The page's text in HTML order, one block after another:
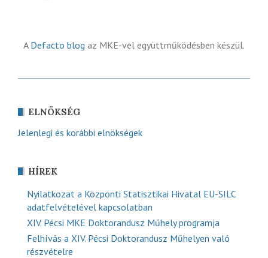
A Defacto blog az MKE-vel együttműködésben készül.
ELNÖKSÉG
Jelenlegi és korábbi elnökségek
HÍREK
Nyilatkozat a Központi Statisztikai Hivatal EU-SILC
adatfelvételével kapcsolatban
XIV. Pécsi MKE Doktorandusz Műhely programja
Felhívás a XIV. Pécsi Doktorandusz Műhelyen való
részvételre